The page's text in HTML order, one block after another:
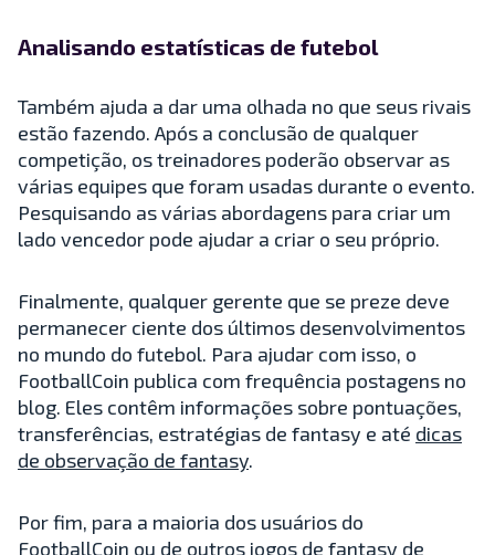
Analisando estatísticas de futebol
Também ajuda a dar uma olhada no que seus rivais
estão fazendo. Após a conclusão de qualquer
competição, os treinadores poderão observar as
várias equipes que foram usadas durante o evento.
Pesquisando as várias abordagens para criar um
lado vencedor pode ajudar a criar o seu próprio.
Finalmente, qualquer gerente que se preze deve
permanecer ciente dos últimos desenvolvimentos
no mundo do futebol. Para ajudar com isso, o
FootballCoin publica com frequência postagens no
blog. Eles contêm informações sobre pontuações,
transferências, estratégias de fantasy e até dicas
de observação de fantasy.
Por fim, para a maioria dos usuários do
FootballCoin ou de outros jogos de fantasy de